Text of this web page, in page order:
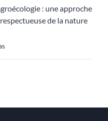
: une approche
de la nature